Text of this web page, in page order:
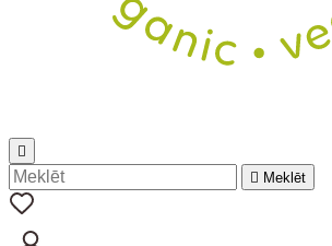

 Meklēt